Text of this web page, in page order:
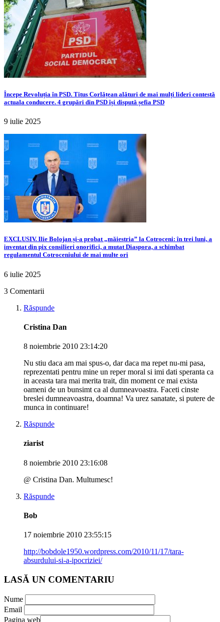
Începe Revoluția în PSD. Titus Corlățean alături de mai mulți lideri contestă
actuala conducere. 4 grupări din PSD își dispută șefia PSD
9 iulie 2025
EXCLUSIV. Ilie Bolojan și-a probat „măiestria” la Cotroceni: în trei luni, a
inventat din pix consilieri onorifici, a mutat Diaspora, a schimbat
regulamentul Cotroceniului de mai multe ori
6 iulie 2025
3 Comentarii
Răspunde
Cristina Dan
8 noiembrie 2010 23:14:20
Nu stiu daca am mai spus-o, dar daca ma repet nu-mi pasa,
reprezentati pentru mine un reper moral si imi dati speranta ca
in aceasta tara mai merita trait, din moment ce mai exista
oameni de un bunsimt ca al dumneavoastra. Faceti cinste
breslei dumneavoastra, doamna! Va urez sanatate, si putere de
munca in continuare!
Răspunde
ziarist
8 noiembrie 2010 23:16:08
@ Cristina Dan. Multumesc!
Răspunde
Bob
17 noiembrie 2010 23:55:15
http://bobdole1950.wordpress.com/2010/11/17/tara-
absurdului-si-a-ipocriziei/
LASĂ UN COMENTARIU
Nume
Email
Pagina web